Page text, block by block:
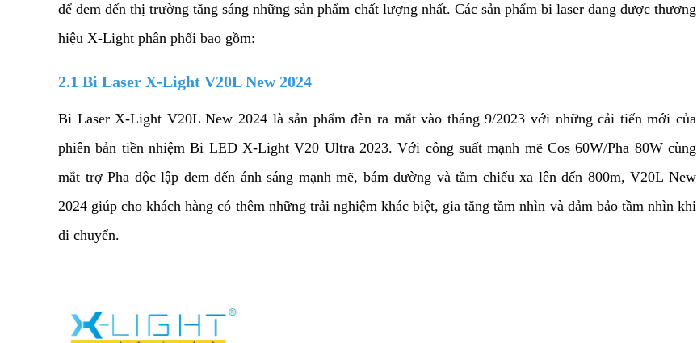
để đem đến thị trường tăng sáng những sản phẩm chất lượng nhất. Các sản phẩm bi laser đang được thương
hiệu X-Light phân phối bao gồm:
2.1 Bi Laser X-Light V20L New 2024
Bi Laser X-Light V20L New 2024 là sản phẩm đèn ra mắt vào tháng 9/2023 với những cải tiến mới của
phiên bản tiền nhiệm Bi LED X-Light V20 Ultra 2023. Với công suất mạnh mẽ Cos 60W/Pha 80W cùng
mắt trợ Pha độc lập đem đến ánh sáng mạnh mẽ, bám đường và tầm chiếu xa lên đến 800m, V20L New
2024 giúp cho khách hàng có thêm những trải nghiệm khác biệt, gia tăng tầm nhìn và đảm bảo tầm nhìn khi
di chuyển.